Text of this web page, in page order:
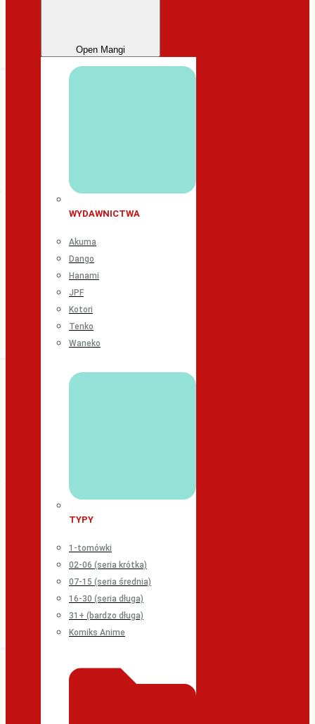
Open Mangi
WYDAWNICTWA
Akuma
Dango
Hanami
JPF
Kotori
Tenko
Waneko
TYPY
1-tomówki
02-06 (seria krótka)
07-15 (seria średnia)
16-30 (seria długa)
31+ (bardzo długa)
Komiks Anime